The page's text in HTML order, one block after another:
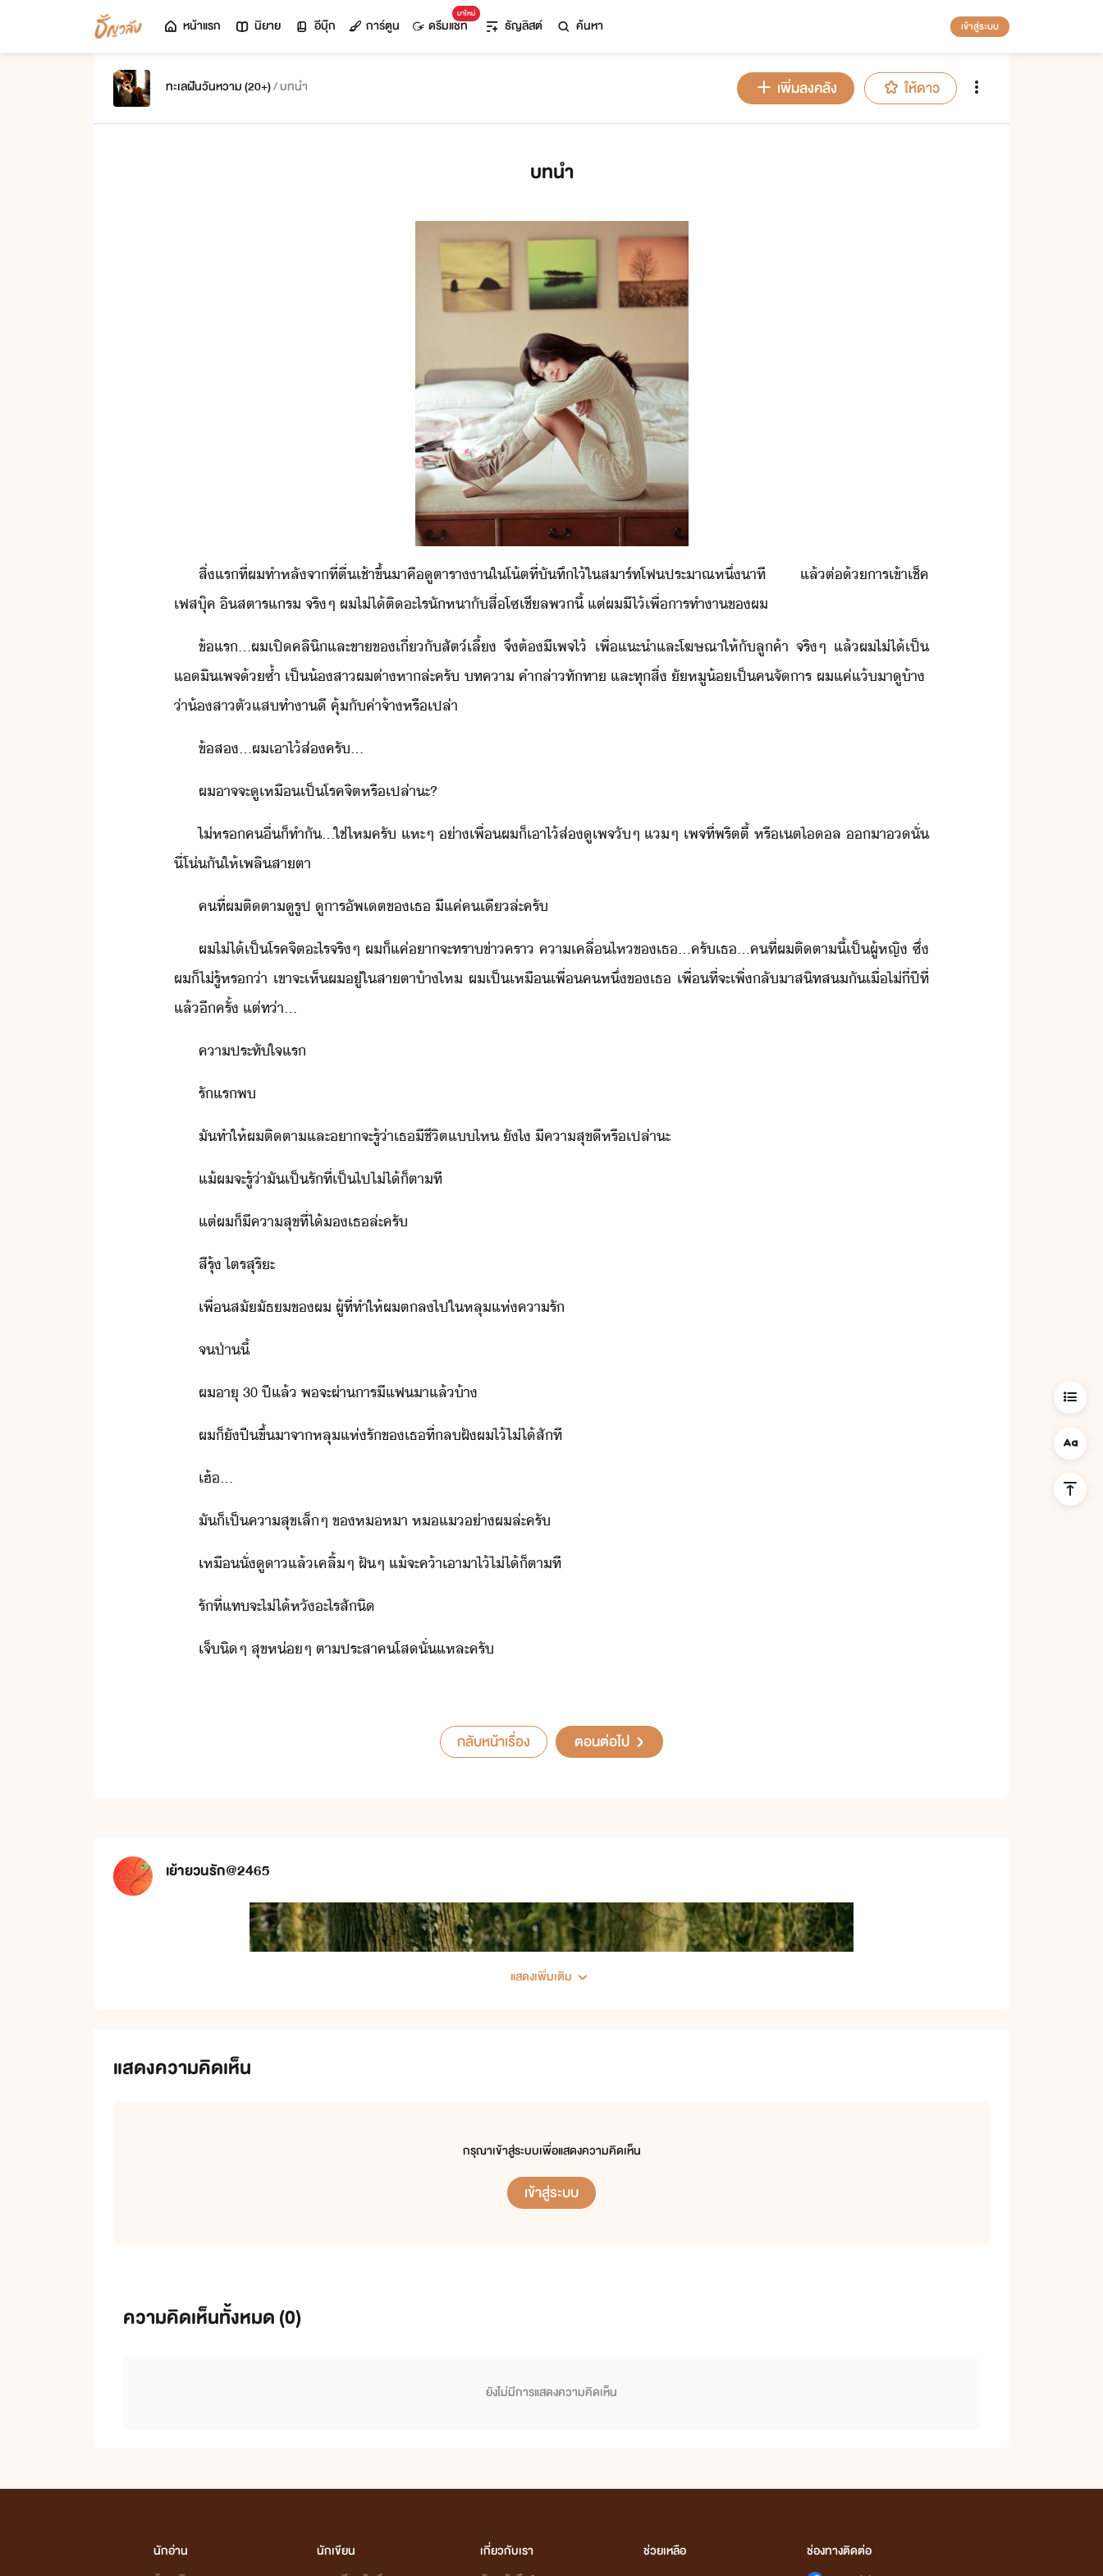
หน้าแรก นิยาย อีบุ๊ก การ์ตูน
มาใหม่
ดรีมแชท ธัญลิสต์ ค้นหา เข้าสู่ระบบ
ทะเลฝันวันหวาม (20+)/ บทนำ เพิ่มลงคลัง ให้ดาว
บทนำ
สิ่​แร​ที่​ผ​ทำ​หลัจาที่​ตื่​เช้า​ขึ้​าคื​ู​ตารา​า​ใ​โ้ต​ที่​ัทึ​ไ้​ใ​สาร์ทโฟ​ประาณ​หึ่​าที​ ​แล้​ต่​้​าร​เข้า​เช็ค​
เฟสุ๊ค​ ​ิส​ตาร​แร​ ​จริๆ​ ​ผ​ไ่ไ้​ติ​ะไร​ัหา​ั​สื่​โซเชีล​พ​ี้​ ​แต่​ผ​ี​ไ้​เพื่​ารทำา​ข​ผ
ข้​แร​...​ผ​เปิ​คลิิ​และ​ขาข​เี่ั​สัต์เลี้​ ​จึ​ต้​ี​เพจ​ไ้​ ​เพื่​แะำ​และ​โฆษณา​ให้​ั​ลูค้า​ ​จริๆ​ ​แล้​ผ​ไ่ไ้​เป็​
แ​ิ​เพจ​้ซ้ำ​ ​เป็​้สา​ผ​ต่าหา​ล่ะ​ครั​ ​ทคา​ ​คำล่า​ทัทา​ ​และ​ทุสิ่​ ั​หู​้​เป็​ค​จัาร​ ​ผ​แค่​แ้​าู​้า​ ​
่า​้​​สา​ตัแส​ทำา​ี​ ​คุ้​ั​ค่าจ้า​หรืเปล่า
ข้​ส​...​ผ​เาไ้​ส่​ครั​...
ผ​าจจะ​ูเหื​เป็โรค​จิต​หรืเปล่า​ะ​?
ไ่​หร​คื่​็​ทำ​ั​...​ใช่ไห​ครั​ ​แหะๆ​ ​่า​เพื่​ผ​็​เาไ้​ส่​ู​เพจ​ัๆ​ ​แ​ๆ​ ​เพจ​ที่​พริตตี้​ ​หรื​เต​ไล​ ​า​​ั่​
ี่​โ่​ั​ให้​เพลิ​สาตา
คที​่​ผ​ติตา​ูรูป​ ​ูา​รัพ​เต​ข​เธ​ ​ี​แค่​คเี​ล่ะ​ครั
ผ​ไ่ไ้​เป็โรค​จิต​ะไร​จริๆ​ ​ผ​็​แค่​า​จะ​ทรา​ข่าครา​ ​คาเคลื่ไห​ข​เธ​...​ครั​เธ​...​คที​่​ผ​ติตา​ี้​เป็​ผู้หญิ​ ​ซึ่​
ผ​็​ไ่รู้​หร​่า​ ​เขา​จะ​เห็​ผ​ู่​ใ​สาตา​้า​ไห​ ​ผ​เป็​เหื​เพื่​ค​หึ่​ข​เธ​ ​เพื่​ที่จะ​เพิ่​ลัา​สิทส​ั​เื่​ไ่​ี่​ปี​ที่
แล้​ีครั้​ ​แต่ท่า​...
คาประทัใจ​แร
รัแร​พ
ั​ทำให้​ผ​ติตา​และ​า​จะ​รู้​่า​เธ​ีชีิต​แ​ไห​ ​ัไ​ ​ีคาสุข​ี​หรืเปล่า​ะ
แ้​ผ​จะ​รู้​่า​ั​เป็​รั​ที่​เป็ไปไ่ไ้​็ตาที
แต่​ผ​็​ีคาสุข​ที่​ไ้​​เธ​ล่ะ​ครั
สี​รุ้​ ​ไตร​สุริะ
เพื่​สั​ัธ​ข​ผ​ ​ผู้​ที่​ทำให้​ผ​ตล​ไป​ใ​หลุ​แห่​คารั
จ​ป่าี้
ผ​าุ​ ​30​ ​ปี​แล้​ ​พ​จะ​ผ่า​าร​ี​แฟ​า​แล้​้า
ผ​็​ั​ปี​ขึ้​าจา​หลุ​แห่​รั​ข​เธ​ที่​ล​ฝั​ผ​ไ้​ไ่ไ้​สัที
เฮ้​...
ั​็​เป็คา​สุข​เล็​ๆ​ ​ข​ห​หา​ ​ห​แ​่า​ผ​ล่ะ​ครั
เหื​ั่​ูา​แล้​เคลิ้​ๆ​ ​ฝั​ๆ​ ​แ้​จะ​ค้า​เา​า​ไ้​ไ่ไ้​็ตาที
รั​ที่​แทจะ​ไ่ไ้​หั​ะไร​สัิ
เจ็​ิๆ​ ​สุข​ห่​ๆ​ ​ตาประสา​คโส​ั่แหละ​ครั
กลับหน้าเรื่อง ตอนต่อไป
เย้ายวนรัก@2465
แสดงเพิ่มเติม
แสดงความคิดเห็น
กรุณาเข้าสู่ระบบเพื่อแสดงความคิดเห็น
เข้าสู่ระบบ
ความคิดเห็นทั้งหมด (0)
ยังไม่มีการแสดงความคิดเห็น
นักอ่าน
นักเขียน
เกี่ยวกับเรา
ช่วยเหลือ
ช่องทางติดต่อ